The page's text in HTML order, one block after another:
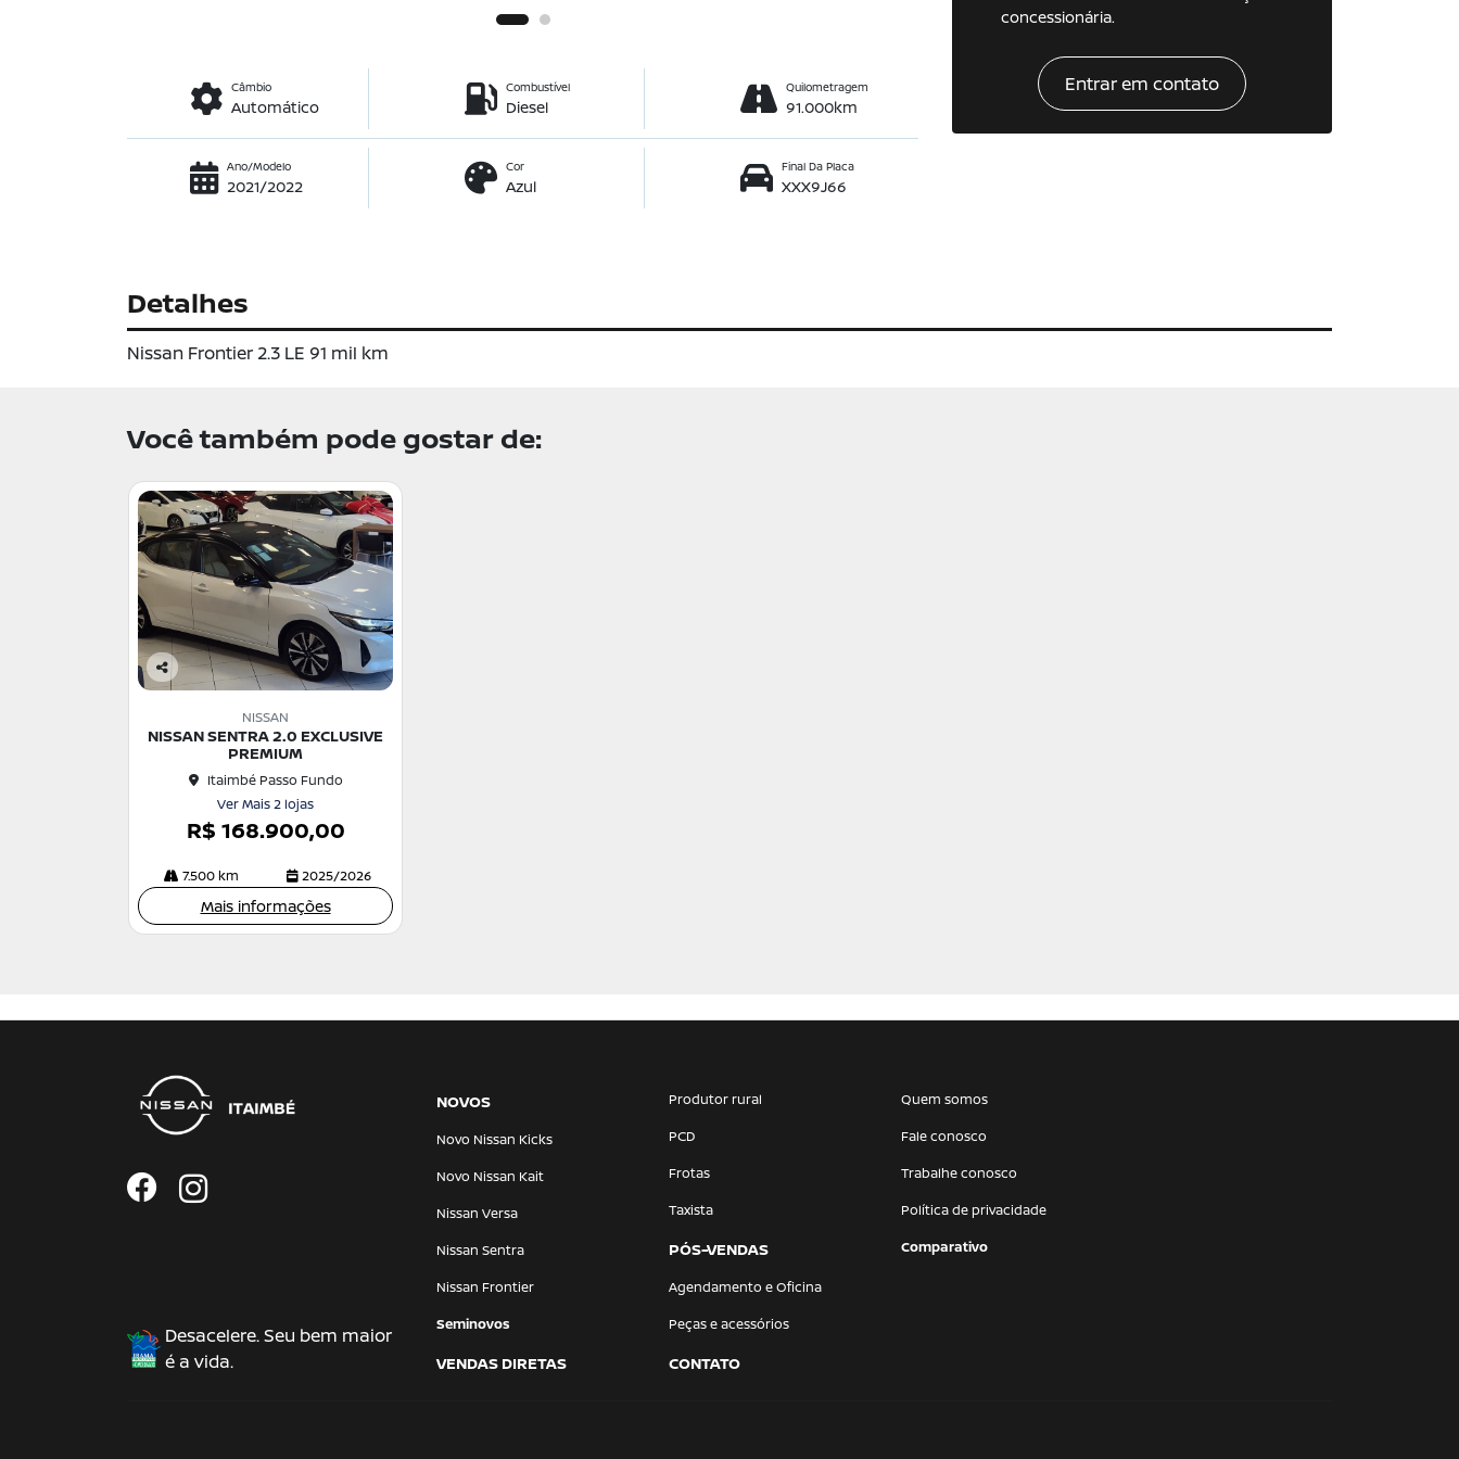
concessionária.
Entrar em contato
Câmbio
Automático
Combustível
Diesel
Quilometragem
91.000km
Ano/Modelo
2021/2022
Cor
Azul
Final Da Placa
XXX9J66
Detalhes
Nissan Frontier 2.3 LE 91 mil km
Você também pode gostar de:
Co
rtil
NISSAN
NISSAN SENTRA 2.0 EXCLUSIVE
PREMIUM
Itaimbé Passo Fundo
Ver Mais 2 lojas
R$ 168.900,00
7.500 km 2025/2026
Mais informações
Desacelere. Seu bem maior
é a vida.
NOVOS
Novo Nissan Kicks
Novo Nissan Kait
Nissan Versa
Nissan Sentra
Nissan Frontier
Seminovos
VENDAS DIRETAS
Produtor rural
PCD
Frotas
Taxista
PÓS-VENDAS
Agendamento e Oficina
Peças e acessórios
CONTATO
Quem somos
Fale conosco
Trabalhe conosco
Política de privacidade
Comparativo